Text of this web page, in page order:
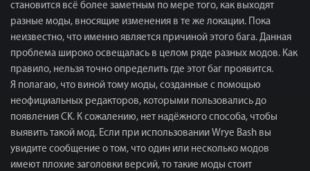
становится всё более заметным по мере того, как выходят
разные моды, вносящие изменения в те же локации. Пока
неизвестно, что именно является причиной этого бага. Данная
проблема широко освещалась в целом ряде разных модов. Как
правило, нельзя точно определить где этот баг проявится.
Я полагаю, что виной тому моды, созданные с помощью
неофициальных редакторов, которыми пользовались до
появления CK. К сожалению, нет надёжного способа, чтобы
выявить такой мод. Если при использовании Wrye Bash вы
увидите сообщение о том, что один или несколько модов
имеют плохие заголовки версий, то такие моды стоит